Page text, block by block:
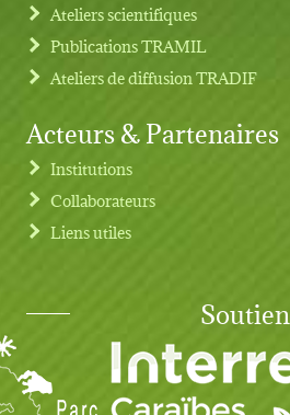
Ateliers scientifiques
Publications TRAMIL
Ateliers de diffusion TRADIF
Acteurs & Partenaires
Institutions
Collaborateurs
Liens utiles
Soutien